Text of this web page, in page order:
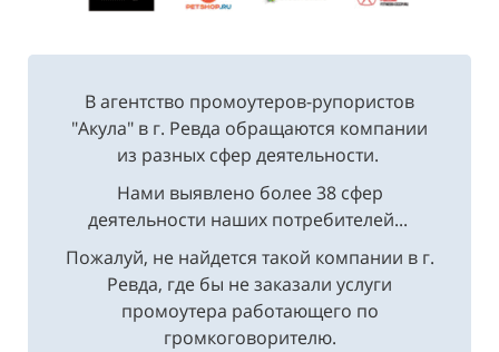
В агентство промоутеров-рупористов
"Акула" в г. Ревда обращаются компании
из разных сфер деятельности.
Нами выявлено более 38 сфер
деятельности наших потребителей...
Пожалуй, не найдется такой компании в г.
Ревда, где бы не заказали услуги
промоутера работающего по
громкоговорителю.